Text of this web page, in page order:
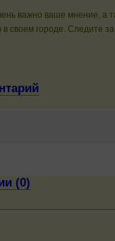
важно ваше мнение, а
своем городе. Следите
(0)